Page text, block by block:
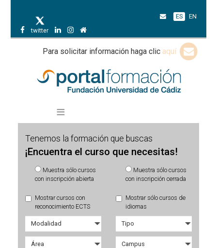
twitter
ES EN
Para solicitar información haga clic aquí
Tenemos la formación que buscas
¡Encuentra el curso que necesitas!
Muestra sólo cursos
con inscripción abierta
Muestra sólo cursos
con inscripción cerrada
Mostrar cursos con
reconocimiento ECTS
Mostrar sólo cursos de
idiomas